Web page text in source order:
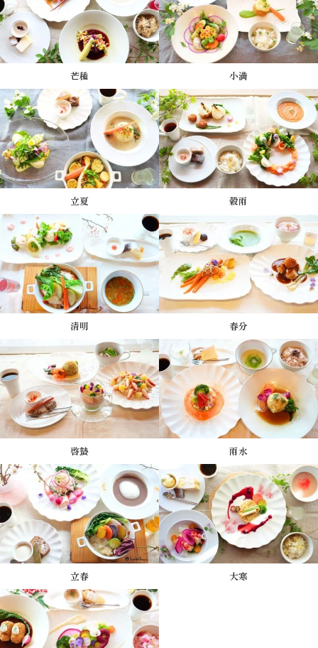
芒種 小満
立夏 穀雨
清明 春分
啓蟄 雨水
立春 大寒